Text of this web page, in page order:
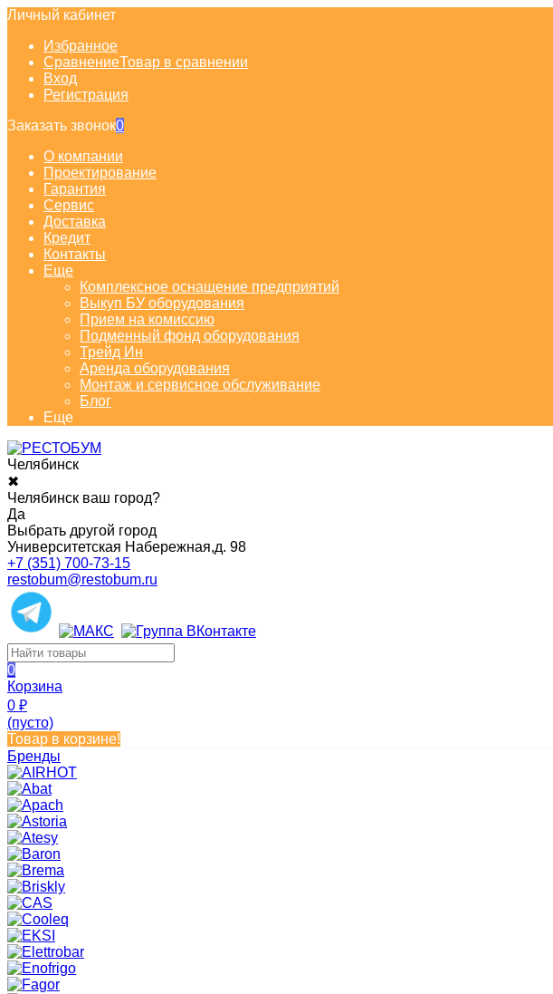
Личный кабинет
Избранное
СравнениеТовар в сравнении
Вход
Регистрация
Заказать звонок0
О компании
Проектирование
Гарантия
Сервис
Доставка
Кредит
Контакты
Еще
Комплексное оснащение предприятий
Выкуп БУ оборудования
Прием на комиссию
Подменный фонд оборудования
Трейд Ин
Аренда оборудования
Монтаж и сервисное обслуживание
Блог
Еще
Челябинск
✖
Челябинск ваш город?
Да
Выбрать другой город
Университетская Набережная,д. 98
+7 (351) 700-73-15
restobum@restobum.ru
0
Корзина
0 ₽
(пусто)
Товар в корзине!
Бренды